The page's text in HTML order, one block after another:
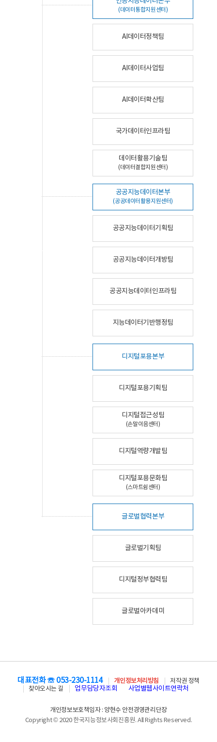
(데이터통합지원센터)
AI데이터정책팀
AI데이터사업팀
AI데이터확산팀
국가데이터인프라팀
데이터활용기술팀
(데이터결합지원센터)
공공지능데이터본부
(공공데이터활용지원센터)
공공지능데이터기획팀
공공지능데이터개방팀
공공지능데이터인프라팀
지능데이터기반행정팀
디지털포용본부
디지털포용기획팀
디지털접근성팀
(손말이음센터)
디지털역량개발팀
디지털포용문화팀
(스마트쉼센터)
글로벌협력본부
글로벌기획팀
디지털정부협력팀
글로벌아카데미
대표전화 ☏ 053-230-1114 개인정보처리방침
저작권 정책
찾아오시는 길
업무담당자조회 사업별웹사이트연락처
개인정보보호책임자 : 양현수 안전경영관리단장
Copyright © 2020 한국지능정보사회진흥원. All Rights Reserved.